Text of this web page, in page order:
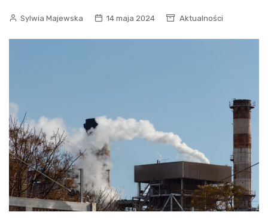
Sylwia Majewska 14 maja 2024 Aktualności